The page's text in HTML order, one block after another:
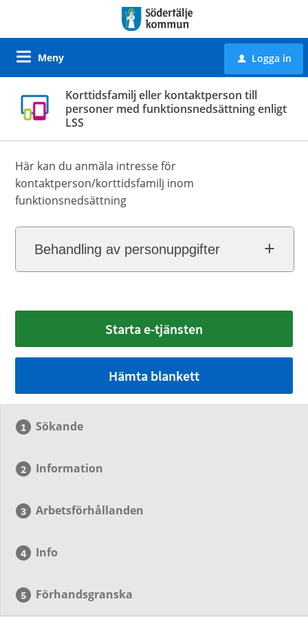
Meny u Logga in
Korttidsfamilj eller kontaktperson till
personer med funktionsnedsättning enligt
LSS
Här kan du anmäla intresse för
kontaktperson/korttidsfamilj inom
funktionsnedsättning
Behandling av personuppgifter
Starta e-tjänsten
Hämta blankett
Sökande
Information
Arbetsförhållanden
Info
Förhandsgranska